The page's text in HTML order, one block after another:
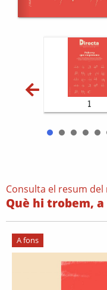
1
Consulta el resum
Què hi trobem, a
A fons